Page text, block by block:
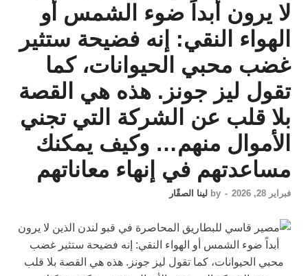
لا يرون أبداً ضوء الشمس أو
الهواء النقي: إنه فضيحة ستثير
غضب محبي الحيوانات، كما
تقول ليز جونز. هذه هي القصة
بلا قلب عن الشركة التي تجني
الأموال منهم… وكيف يمكنك
مساعدتهم في إنهاء معاناتهم
فبراير 28, 2026 -
by لينا الصقّار